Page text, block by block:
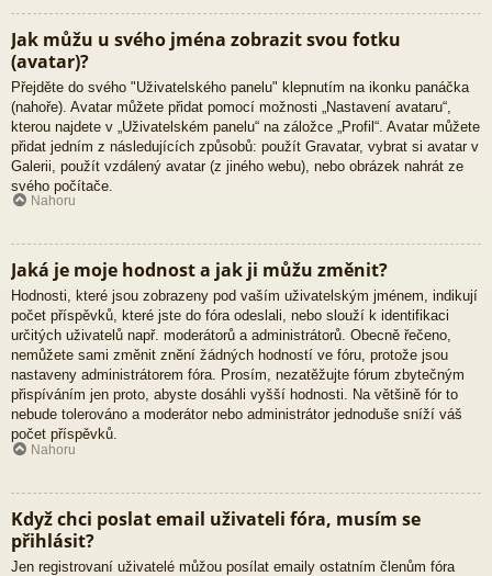
Jak můžu u svého jména zobrazit svou fotku
(avatar)?
Přejděte do svého "Uživatelského panelu" klepnutím na ikonku panáčka
(nahoře). Avatar můžete přidat pomocí možnosti „Nastavení avataru“,
kterou najdete v „Uživatelském panelu“ na záložce „Profil“. Avatar můžete
přidat jedním z následujících způsobů: použít Gravatar, vybrat si avatar v
Galerii, použít vzdálený avatar (z jiného webu), nebo obrázek nahrát ze
svého počítače.
Nahoru
Jaká je moje hodnost a jak ji můžu změnit?
Hodnosti, které jsou zobrazeny pod vaším uživatelským jménem, indikují
počet příspěvků, které jste do fóra odeslali, nebo slouží k identifikaci
určitých uživatelů např. moderátorů a administrátorů. Obecně řečeno,
nemůžete sami změnit znění žádných hodností ve fóru, protože jsou
nastaveny administrátorem fóra. Prosím, nezatěžujte fórum zbytečným
přispíváním jen proto, abyste dosáhli vyšší hodnosti. Na většině fór to
nebude tolerováno a moderátor nebo administrátor jednoduše sníží váš
počet příspěvků.
Nahoru
Když chci poslat email uživateli fóra, musím se
přihlásit?
Jen registrovaní uživatelé můžou posílat emaily ostatním členům fóra